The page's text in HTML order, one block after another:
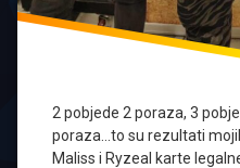
2 pobjede 2 poraza, 3
poraza…to su rezultati
Maliss i Ryzeal karte